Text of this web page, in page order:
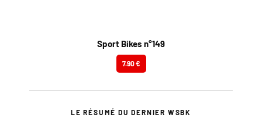
Sport Bikes n°149
7.90 €
LE RÉSUMÉ DU DERNIER WSBK